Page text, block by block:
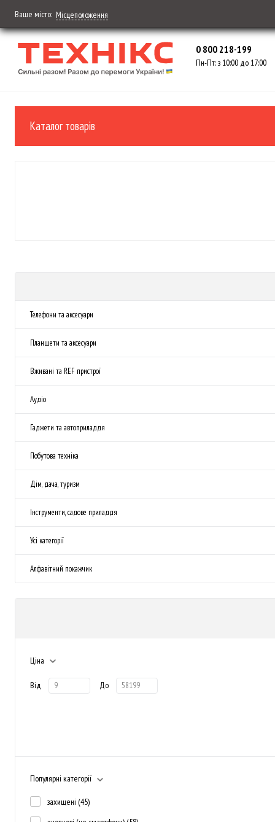
Ваше місто: Місцеположення
0 800 218-199
Пн-Пт: з 10:00 до 17:00
Каталог товарів
Телефони та аксесуари
Планшети та аксесуари
Вживані та REF пристрої
Аудіо
Гаджети та автоприладдя
Побутова техніка
Дім, дача, туризм
Інструменти, садове приладдя
Усі категорії
Алфавітний покажчик
Ціна
Від До
Популярні категорії
захищені (45)